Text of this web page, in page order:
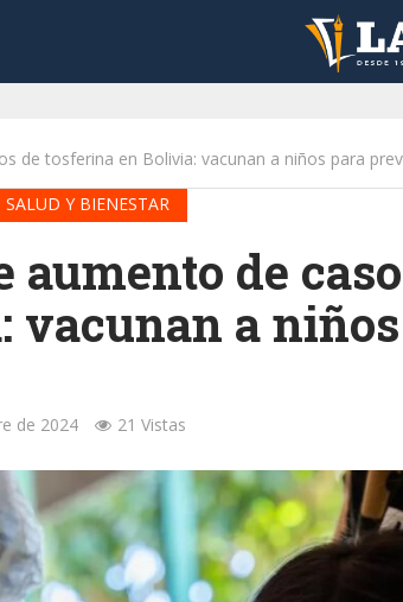
de tosferina en Bolivia: vacunan a niños para
SALUD Y BIENESTAR
aumento de
vacunan a
de 2024 21 Vistas